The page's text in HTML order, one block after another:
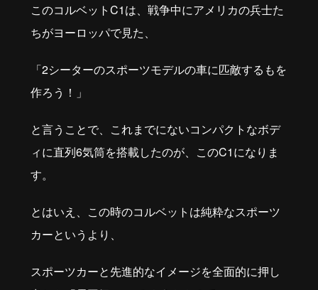
このコルベットC1は、戦争中にアメリカの兵士た
ちがヨーロッパで見た、
「2シーターのスポーツモデルの車に匹敵するもを
作ろう！」
と言うことで、これまでにないコンパクトなボデ
ィに直列6気筒を搭載したのが、このC1になりま
す。
とはいえ、この時のコルベットは純粋なスポーツ
カーというより、
スポーツカーと先進的なイメージを全面的に押し